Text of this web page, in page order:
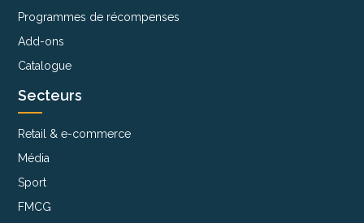
Programmes de récompenses
Add-ons
Catalogue
Secteurs
Retail & e-commerce
Média
Sport
FMCG